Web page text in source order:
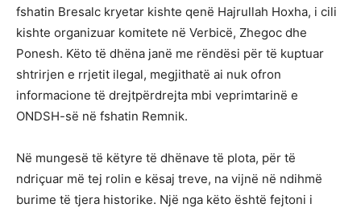
fshatin Bresalc kryetar kishte qenë Hajrullah Hoxha, i cili
kishte organizuar komitete në Verbicë, Zhegoc dhe
Ponesh. Këto të dhëna janë me rëndësi për të kuptuar
shtrirjen e rrjetit ilegal, megjithatë ai nuk ofron
informacione të drejtpërdrejta mbi veprimtarinë e
ONDSH-së në fshatin Remnik.
Në mungesë të këtyre të dhënave të plota, për të
ndriçuar më tej rolin e kësaj treve, na vijnë në ndihmë
burime të tjera historike. Një nga këto është fejtoni i